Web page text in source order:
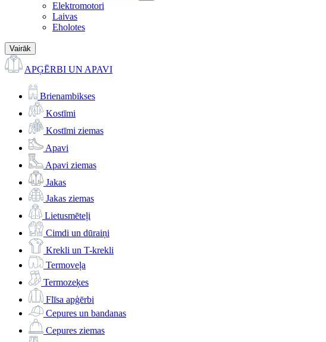
Elektromotori
Laivas
Eholotes
Vairāk
APĢĒRBI UN APAVI
Brienambikses
Kostīmi
Kostīmi ziemas
Apavi
Apavi ziemas
Jakas
Jakas ziemas
Lietusmēteļi
Cimdi un dūraiņi
Krekli un T-krekli
Termoveļa
Termozeķes
Flīsa apģērbi
Cepures un bandanas
Cepures ziemas